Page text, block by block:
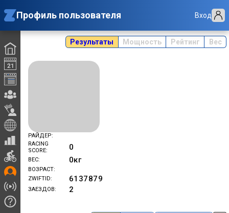
Профиль пользователя Вход
Результаты Мощность Рейтинг Вес
РАЙДЕР
RACING
SCORE
0
ВЕС 0кг
ВОЗРАСТ
ZWIFTID
6137879
ЗАЕЗДОВ 2